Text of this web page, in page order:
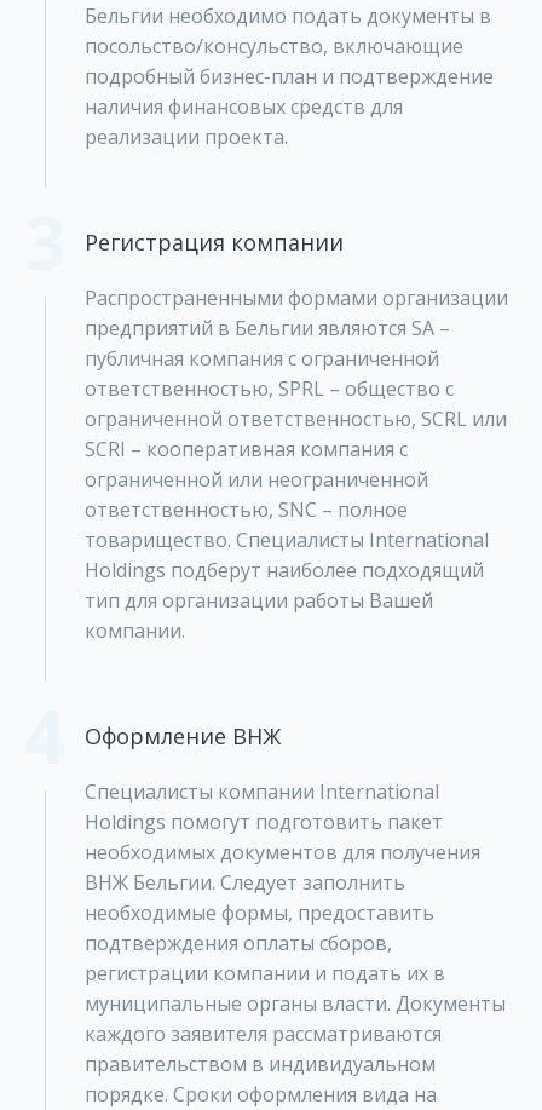
Бельгии необходимо подать документы в
посольство/консульство, включающие
подробный бизнес-план и подтверждение
наличия финансовых средств для
реализации проекта.
Регистрация компании
Распространенными формами организации
предприятий в Бельгии являются SA –
публичная компания с ограниченной
ответственностью, SPRL – общество с
ограниченной ответственностью, SCRL или
SCRI – кооперативная компания с
ограниченной или неограниченной
ответственностью, SNC – полное
товарищество. Специалисты International
Holdings подберут наиболее подходящий
тип для организации работы Вашей
компании.
Оформление ВНЖ
Специалисты компании International
Holdings помогут подготовить пакет
необходимых документов для получения
ВНЖ Бельгии. Следует заполнить
необходимые формы, предоставить
подтверждения оплаты сборов,
регистрации компании и подать их в
муниципальные органы власти. Документы
каждого заявителя рассматриваются
правительством в индивидуальном
порядке. Сроки оформления вида на